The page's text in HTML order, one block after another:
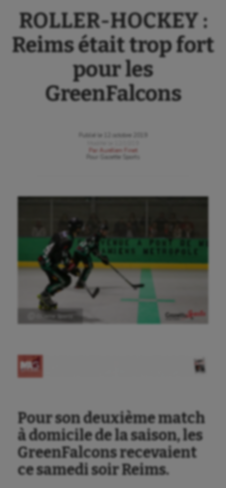
Aviron
Balle à la main
Ballon au poing
Baseball
ROLLER-HOCKEY :
Reims était trop fort
pour les
GreenFalcons
Publié le
12 octobre 2019
Par
Aurélien Finet
Gazette Sports
Pour son deuxième match
à domicile de la saison, les
GreenFalcons recevaient
ce samedi soir Reims.